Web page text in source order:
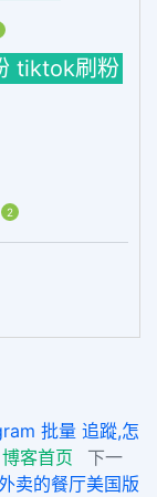
tiktok刷粉
2
批量 追蹤,怎
博客首页
下一
卖的餐厅美国版